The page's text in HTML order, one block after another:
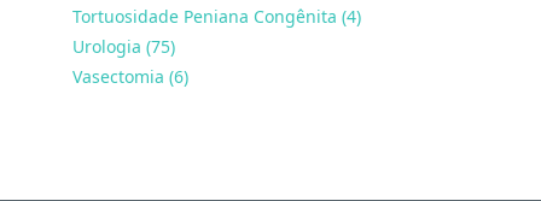
Tortuosidade Peniana Congênita (4)
Urologia (75)
Vasectomia (6)